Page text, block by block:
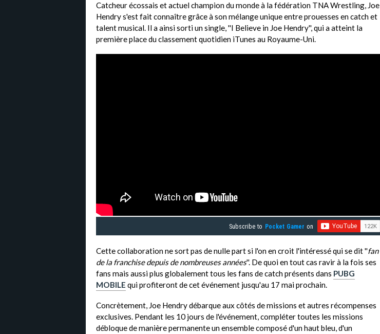
Catcheur écossais et actuel champion du monde à la fédération TNA Wrestling, Joe
Hendry s'est fait connaître grâce à son mélange unique entre prouesses en catch et
talent musical. Il a ainsi sorti un single, ''I Believe in Joe Hendry'', qui a atteint la
première place du classement quotidien iTunes au Royaume-Uni.
Subscribe to Pocket Gamer on
Cette collaboration ne sort pas de nulle part si l'on en croit l'intéressé qui se dit ''fan
de la franchise depuis de nombreuses années''. De quoi en tout cas ravir à la fois ses
fans mais aussi plus globalement tous les fans de catch présents dans PUBG
MOBILE qui profiteront de cet événement jusqu'au 17 mai prochain.
Concrètement, Joe Hendry débarque aux côtés de missions et autres récompenses
exclusives. Pendant les 10 jours de l'événement, compléter toutes les missions
débloque de manière permanente un ensemble composé d'un haut bleu, d'un